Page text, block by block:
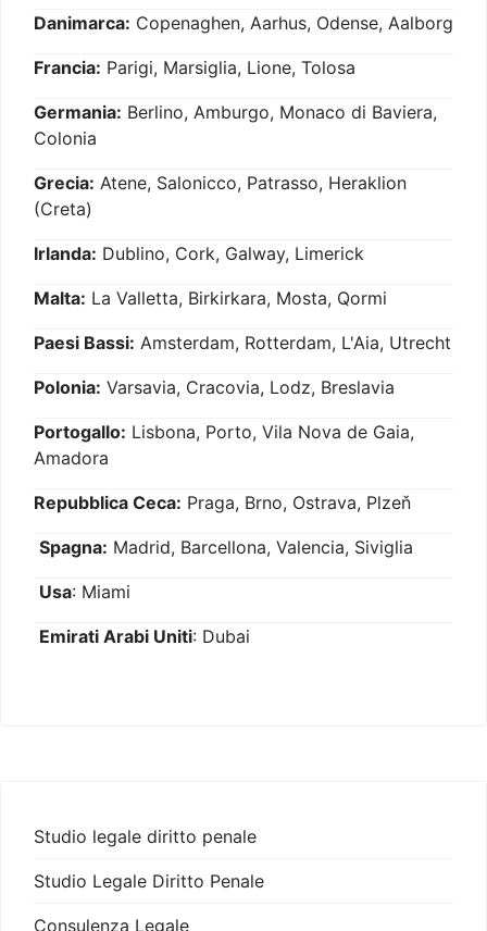
Danimarca: Copenaghen, Aarhus, Odense, Aalborg
Francia: Parigi, Marsiglia, Lione, Tolosa
Germania: Berlino, Amburgo, Monaco di Baviera,
Colonia
Grecia: Atene, Salonicco, Patrasso, Heraklion
(Creta)
Irlanda: Dublino, Cork, Galway, Limerick
Malta: La Valletta, Birkirkara, Mosta, Qormi
Paesi Bassi: Amsterdam, Rotterdam, L'Aia, Utrecht
Polonia: Varsavia, Cracovia, Lodz, Breslavia
Portogallo: Lisbona, Porto, Vila Nova de Gaia,
Amadora
Repubblica Ceca: Praga, Brno, Ostrava, Plzeň
Spagna: Madrid, Barcellona, Valencia, Siviglia
Usa: Miami
Emirati Arabi Uniti: Dubai
Studio legale diritto penale
Studio Legale Diritto Penale
Consulenza Legale